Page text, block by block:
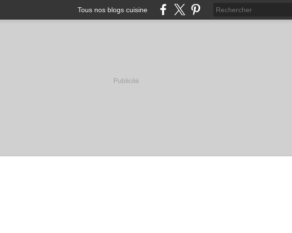
Tous nos blogs cuisine
Publicité